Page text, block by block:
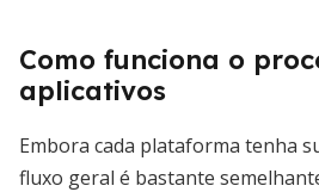
Como funciona o
aplicativos
Embora cada plataforma tenha
fluxo geral é bastante